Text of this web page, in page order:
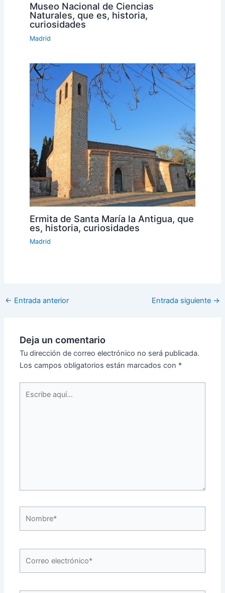
Museo Nacional de Ciencias
Naturales, que es, historia,
curiosidades
Madrid
Ermita de Santa María la Antigua, que
es, historia, curiosidades
Madrid
← Entrada anterior Entrada siguiente →
Deja un comentario
Tu dirección de correo electrónico no será publicada.
Los campos obligatorios están marcados con *
aquí...
electrónico*